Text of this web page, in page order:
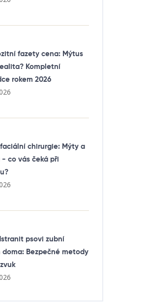
fazety cena: Mýtus
Kompletní
rokem 2026
chirurgie: Mýty a
co vás čeká při
psovi zubní
doma: Bezpečné metody